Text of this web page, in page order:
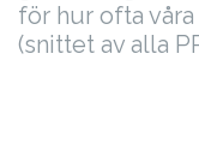
för hur ofta
(snittet av alla